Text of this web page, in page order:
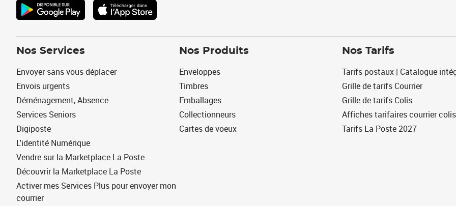
Nos Services
Envoyer sans vous déplacer
Envois urgents
Déménagement, Absence
Services Seniors
Digiposte
L'identité Numérique
Vendre sur la Marketplace La Poste
Découvrir la Marketplace La Poste
Activer mes Services Plus pour envoyer mon
courrier
Nos Produits
Enveloppes
Timbres
Emballages
Collectionneurs
Cartes de voeux
Nos Tarifs
Tarifs postaux | Catalogue
Grille de tarifs Courrier
Grille de tarifs Colis
Affiches tarifaires courrier colis
Tarifs La Poste 2027